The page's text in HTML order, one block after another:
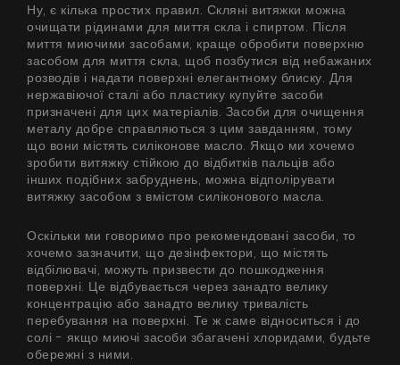
Ну, є кілька простих правил. Скляні витяжки можна
очищати рідинами для миття скла і спиртом. Після
миття миючими засобами, краще обробити поверхню
засобом для миття скла, щоб позбутися від небажаних
розводів і надати поверхні елегантному блиску. Для
нержавіючої сталі або пластику купуйте засоби
призначені для цих матеріалів. Засоби для очищення
металу добре справляються з цим завданням, тому
що вони містять силіконове масло. Якщо ми хочемо
зробити витяжку стійкою до відбитків пальців або
інших подібних забруднень, можна відполірувати
витяжку засобом з вмістом силіконового масла.
Оскільки ми говоримо про рекомендовані засоби, то
хочемо зазначити, що дезінфектори, що містять
відбілювачі, можуть призвести до пошкодження
поверхні. Це відбувається через занадто велику
концентрацію або занадто велику тривалість
перебування на поверхні. Те ж саме відноситься і до
солі - якщо миючі засоби збагачені хлоридами, будьте
обережні з ними.